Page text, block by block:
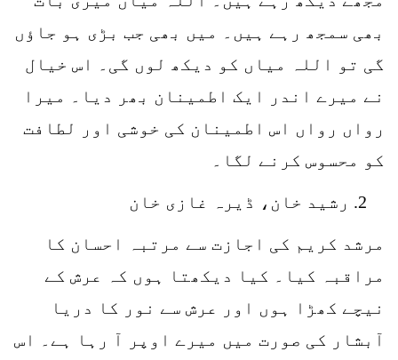
بھی سمجھ رہے ہیں۔ میں بھی جب بڑی ہو جاؤں
گی تو اللہ میاں کو دیکھ لوں گی۔ اس خیال
نے میرے اندر ایک اطمینان بھر دیا۔ میرا
رواں رواں اس اطمینان کی خوشی اور لطافت
کو محسوس کرنے لگا۔
رشید خان، ڈیرہ غازی خان
مرشد کریم کی اجازت سے مرتبہ احسان کا
مراقبہ کیا۔ کیا دیکھتا ہوں کہ عرش کے
نیچے کھڑا ہوں اور عرش سے نور کا دریا
آبشار کی صورت میں میرے اوپر آ رہا ہے۔ اس